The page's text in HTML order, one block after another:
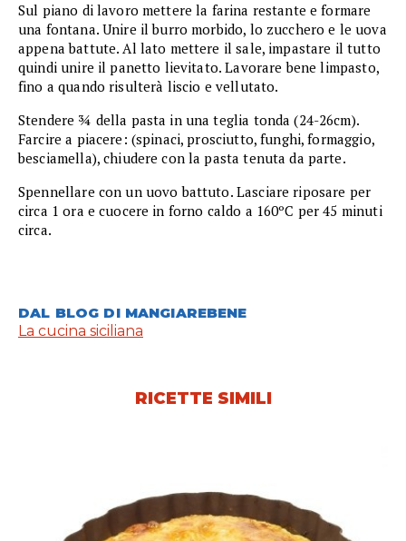
Sul piano di lavoro mettere la farina restante e formare
una fontana. Unire il burro morbido, lo zucchero e le uova
appena battute. Al lato mettere il sale, impastare il tutto
quindi unire il panetto lievitato. Lavorare bene limpasto,
fino a quando risulterà liscio e vellutato.
Stendere ¾ della pasta in una teglia tonda (24-26cm).
Farcire a piacere: (spinaci, prosciutto, funghi, formaggio,
besciamella), chiudere con la pasta tenuta da parte.
Spennellare con un uovo battuto. Lasciare riposare per
circa 1 ora e cuocere in forno caldo a 160ºC per 45 minuti
circa.
DAL BLOG DI MANGIAREBENE
La cucina siciliana
RICETTE SIMILI